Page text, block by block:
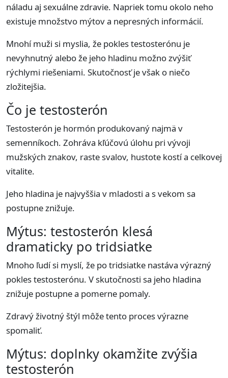
náladu aj sexuálne zdravie. Napriek tomu okolo neho
existuje množstvo mýtov a nepresných informácií.
Mnohí muži si myslia, že pokles testosterónu je
nevyhnutný alebo že jeho hladinu možno zvýšiť
rýchlymi riešeniami. Skutočnosť je však o niečo
zložitejšia.
Čo je testosterón
Testosterón je hormón produkovaný najmä v
semenníkoch. Zohráva kľúčovú úlohu pri vývoji
mužských znakov, raste svalov, hustote kostí a celkovej
vitalite.
Jeho hladina je najvyššia v mladosti a s vekom sa
postupne znižuje.
Mýtus: testosterón klesá
dramaticky po tridsiatke
Mnoho ľudí si myslí, že po tridsiatke nastáva výrazný
pokles testosterónu. V skutočnosti sa jeho hladina
znižuje postupne a pomerne pomaly.
Zdravý životný štýl môže tento proces výrazne
spomaliť.
Mýtus: doplnky okamžite zvýšia
testosterón